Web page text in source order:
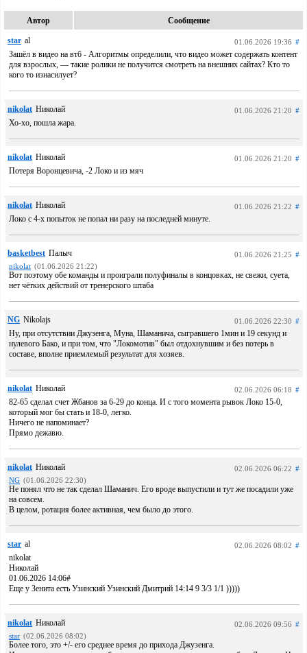
Автор Сообщение
star al 01.06.2026 19:36 #
Зашёл в видео на втб - Алгоритмы определили, что видео может содержать контент
для взрослых, — такие ролики не получится смотреть на внешних сайтах? Кто то
кого то изнасилует?
nikolat Николай 01.06.2026 21:20 #
Хо-хо, пошла жара.
nikolat Николай 01.06.2026 21:20 #
Потеря Воронцевича, -2 Локо и из мяч
nikolat Николай 01.06.2026 21:22 #
Локо с 4-х попыток не попал ни разу на последней минуте.
basketbest Палыч 01.06.2026 21:25 #
nikolat (01.06.2026 21:22)
Вот поэтому обе команды и проиграли полуфиналы в концовках, не свежи, суета,
нет чётких действий от тренерского штаба
NG Nikolajs 01.06.2026 22:30 #
Ну, при отсутствии Джузенга, Mуна, Шаманича, сыгравшего 1мин и 19 секунд и
нулевого Бако, и при том, что "Локомотив" был отдохнувшим и без потерь в
составе, вполне приемлемый результат для хозяев.
nikolat Николай 02.06.2026 06:18 #
82-65 сделал счет Жбанов за 6-29 до конца. И с того момента рывок Локо 15-0,
который мог бы стать и 18-0, легко.
Ничего не напоминает?
Прямо дежавю.
nikolat Николай 02.06.2026 06:22 #
NG (01.06.2026 22:30)
Не понял что не так сделал Шаманич. Его вроде выпустили и тут же посадили уже
на совсем.
В целом, ротация более активная, чем было до этого.
star al 02.06.2026 08:02 #
nikolat
Николай
01.06.2026 14:06#
Еще у Зенита есть Узинский Узинский Дмитрий 14:14 9 3/3 1/1 )))))
nikolat Николай 02.06.2026 09:56 #
star (02.06.2026 08:02)
Более того, это +/- его среднее время до прихода Джузенга.